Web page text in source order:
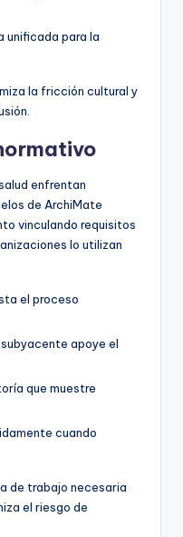
unificada para la
la fricción cultural y
enfrentan
de ArchiMate
vinculando requisitos
lo utilizan
el proceso
apoye el
que muestre
cuando
de trabajo necesaria
el riesgo de